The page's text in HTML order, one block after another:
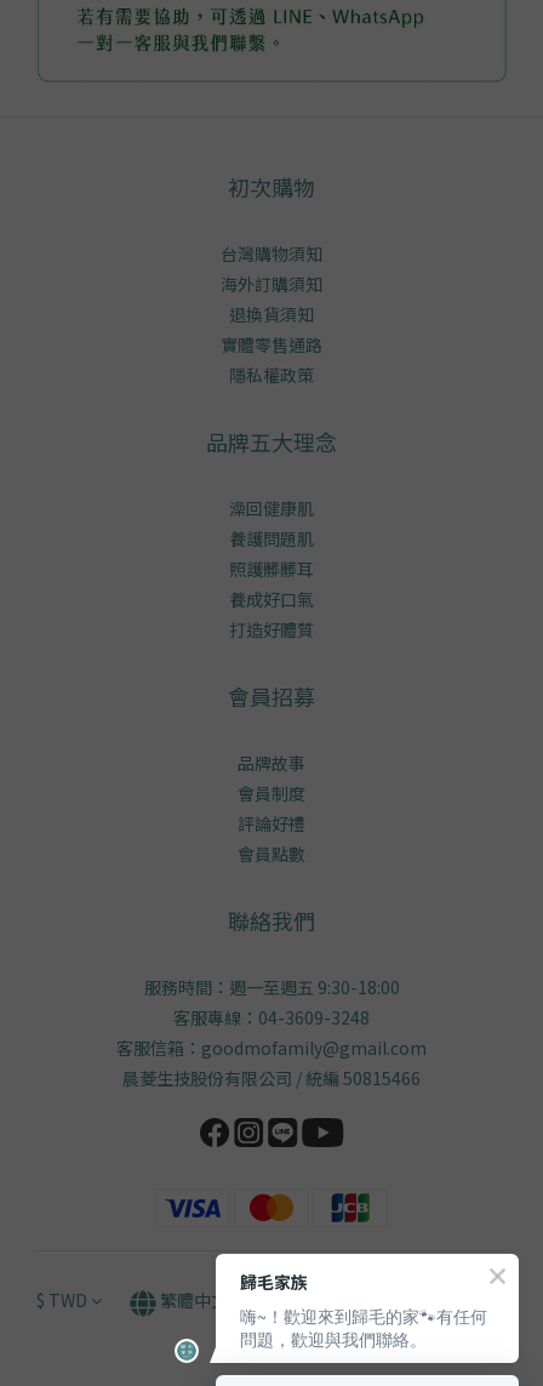
初次購物
台灣購物須知
海外訂購須知
退換貨須知
實體零售通路
隱私權政策
品牌五大理念
澡回健康肌
養護問題肌
照護髒髒耳
養成好口氣
打造好體質
會員招募
品牌故事
會員制度
評論好禮
會員點數
聯絡我們
服務時間：週一至週五 9:30-18:00
客服專線：04-3609-3248
客服信箱：goodmofamily@gmail.com
晨菱生技股份有限公司 / 統編 50815466
$ TWD 繁體中文
歸毛家族
嗨~！歡迎來到歸毛的家🐾有任何
問題，歡迎與我們聯絡。